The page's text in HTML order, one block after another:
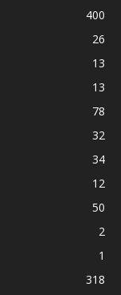
400
26
13
13
78
32
34
12
50
2
1
318